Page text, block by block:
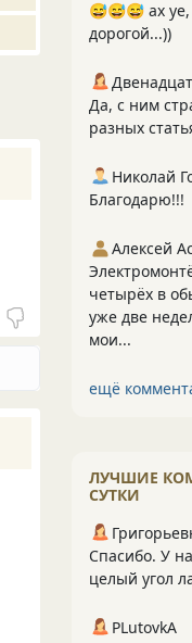
😅😅😅 ах уе,
дорогой...))
Да, с ним
разных
Николай
Благодарю!!!
Алексей
четырёх в
уже две
мои...
ещё
ЛУЧШИЕ
СУТКИ
Спасибо. У
целый угол
PLutоvkА